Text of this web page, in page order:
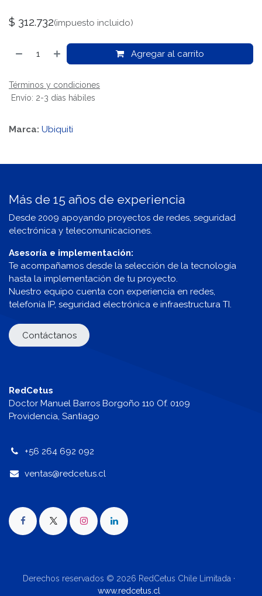
$ 312.732(impuesto incluido)
Agregar al carrito
Términos y condiciones
Envío: 2-3 días hábiles
Marca: Ubiquiti
Más de 15 años de experiencia
Desde 2009 apoyando proyectos de redes, seguridad
electrónica y telecomunicaciones.
Asesoría e implementación:
Te acompañamos desde la selección de la tecnología
hasta la implementación de tu proyecto.
Nuestro equipo cuenta con experiencia en redes,
telefonía IP, seguridad electrónica e infraestructura TI.
Contáctanos
RedCetus
Doctor Manuel Barros Borgoño 110 Of. 0109
Providencia, Santiago
+56 264 692 092
ventas@redcetus.cl
Derechos reservados © 2026 RedCetus Chile Limitada ·
www.redcetus.cl